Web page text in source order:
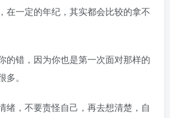
一定的年纪，其实都会比较的拿不
错，因为你也是第一次面对那样的
。
，不要责怪自己，再去想清楚，自